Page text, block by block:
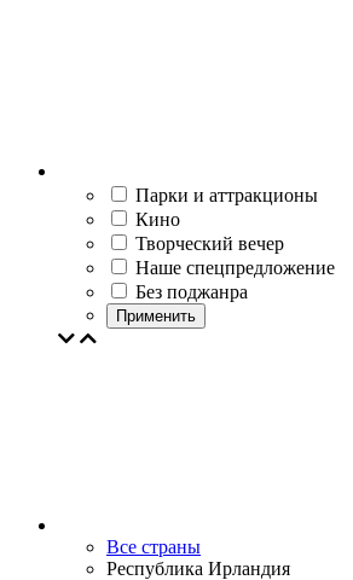
Парки и аттракционы
Кино
Творческий вечер
Наше спецпредложение
Без поджанра
Применить
Все страны
Республика Ирландия